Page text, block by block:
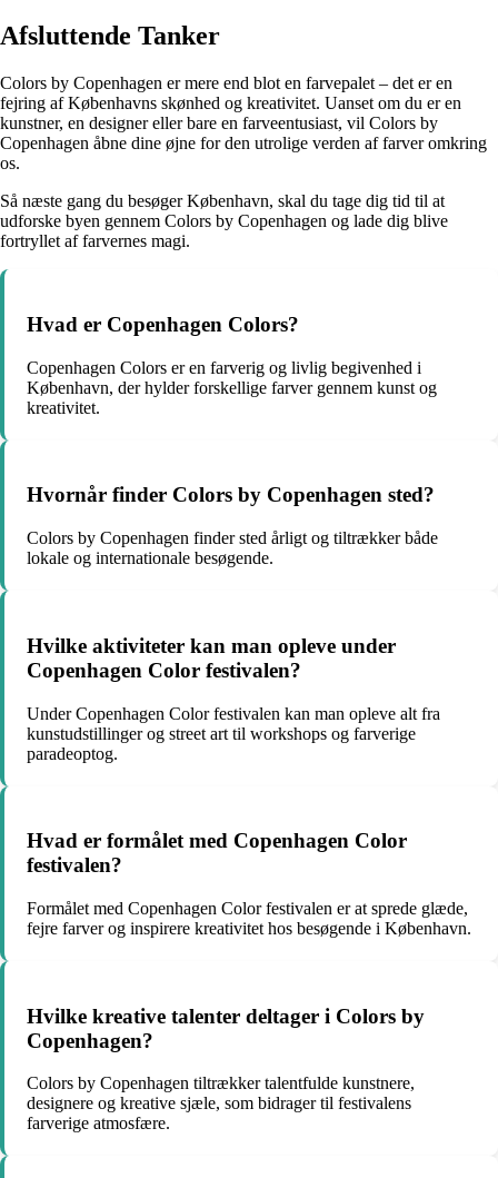
Afsluttende Tanker
Colors by Copenhagen er mere end blot en farvepalet – det er en
fejring af Københavns skønhed og kreativitet. Uanset om du er en
kunstner, en designer eller bare en farveentusiast, vil Colors by
Copenhagen åbne dine øjne for den utrolige verden af farver omkring
os.
Så næste gang du besøger København, skal du tage dig tid til at
udforske byen gennem Colors by Copenhagen og lade dig blive
fortryllet af farvernes magi.
Hvad er Copenhagen Colors?
Copenhagen Colors er en farverig og livlig begivenhed i
København, der hylder forskellige farver gennem kunst og
kreativitet.
Hvornår finder Colors by Copenhagen sted?
Colors by Copenhagen finder sted årligt og tiltrækker både
lokale og internationale besøgende.
Hvilke aktiviteter kan man opleve under
Copenhagen Color festivalen?
Under Copenhagen Color festivalen kan man opleve alt fra
kunstudstillinger og street art til workshops og farverige
paradeoptog.
Hvad er formålet med Copenhagen Color
festivalen?
Formålet med Copenhagen Color festivalen er at sprede glæde,
fejre farver og inspirere kreativitet hos besøgende i København.
Hvilke kreative talenter deltager i Colors by
Copenhagen?
Colors by Copenhagen tiltrækker talentfulde kunstnere,
designere og kreative sjæle, som bidrager til festivalens
farverige atmosfære.